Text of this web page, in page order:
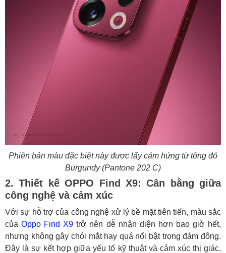
Phiên bản màu đặc biệt này được lấy cảm hứng từ tông đỏ
Burgundy (Pantone 202 C)
2. Thiết kế OPPO Find X9: Cân bằng giữa
công nghệ và cảm xúc
Với sự hỗ trợ của công nghệ xử lý bề mặt tiên tiến, màu sắc
củaOppo Find X9 trở nên dễ nhận diện hơn bao giờ hết,
nhưng không gây chói mắt hay quá nổi bật trong đám đông.
Đây là sự kết hợp giữa yếu tố kỹ thuật và cảm xúc thị giác,